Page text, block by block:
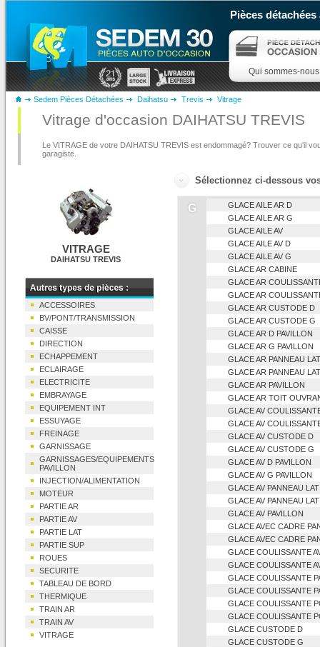
Pièces
Qui sommes-
Sedem Pièces Détachées Daihatsu Trevis Vitrage
Vitrage d'occasion DAIHATSU TREVIS
Le VITRAGE de votre DAIHATSU TREVIS est endommagé? Trouver ce qu'il
garagiste.
VITRAGE
DAIHATSU TREVIS
ACCESSOIRES
BV/PONT/TRANSMISSION
CAISSE
DIRECTION
ECHAPPEMENT
ECLAIRAGE
ELECTRICITE
EMBRAYAGE
EQUIPEMENT INT
ESSUYAGE
FREINAGE
GARNISSAGE
GARNISSAGES/EQUIPEMENTS
PAVILLON
INJECTION/ALIMENTATION
MOTEUR
PARTIE AR
PARTIE AV
PARTIE LAT
PARTIE SUP
ROUES
SECURITE
TABLEAU DE BORD
THERMIQUE
TRAIN AR
TRAIN AV
VITRAGE
Sélectionnez ci-dessous
G
GLACE AILE AR D
GLACE AILE AR G
GLACE AILE AV
GLACE AILE AV D
GLACE AILE AV G
GLACE AR CABINE
GLACE AR
GLACE AR
GLACE AR CUSTODE D
GLACE AR CUSTODE G
GLACE AR D PAVILLON
GLACE AR G PAVILLON
GLACE AR PANNEAU
GLACE AR PANNEAU
GLACE AR PAVILLON
GLACE AR TOIT
GLACE AV
GLACE AV
GLACE AV CUSTODE D
GLACE AV CUSTODE G
GLACE AV D PAVILLON
GLACE AV G PAVILLON
GLACE AV PANNEAU
GLACE AV PANNEAU
GLACE AV PAVILLON
GLACE AVEC CADRE
GLACE AVEC CADRE
GLACE COULISSANTE
GLACE COULISSANTE
GLACE COULISSANTE
GLACE COULISSANTE
GLACE COULISSANTE
GLACE COULISSANTE
GLACE CUSTODE D
GLACE CUSTODE G